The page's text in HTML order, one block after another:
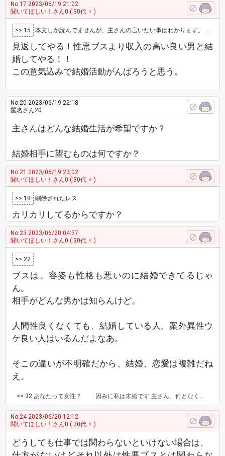
No.17 2023/06/19 21:02
聞いてほしい！さん0 ( 30代 ♀ )
>> 15 本文しか読んでませんが、主さんの言いたい事はわかります。 でも、仕方がないですよね。 それが人間社会の不条理ですもん。 人間、死ぬ…
見返してやる！性悪ブスより収入の高い良い男と結
婚してやる！！
この意気込みで結婚活動がんばろうと思う。
No.20 2023/06/19 22:18
匿名さん20
主さんはどんな結婚生活が希望ですか？
結婚相手に望むものは何ですか？
No.21 2023/06/19 23:02
聞いてほしい！さん0 ( 30代 ♀ )
>> 18 削除されたレス
カリカリしてるからですか？
No.23 2023/06/20 04:37
聞いてほしい！さん0 ( 30代 ♀ )
>> 22
ブスは、容姿も性格も悪いのに結婚できてるじゃ
ん。
相手がどんな男かは知らんけど。
人間性良くなくても、結婚している人、案外異性ウ
ケ良い人はいるんだよなあ。
そこの違いが不明確だから、結婚、恋愛は複雑だね
え。
<< 32 あなたって女性？ 因みに私は未婚です 主さん、何となく女性って感じしません(*'▽'*) 違ったらごめんなさい
No.242023/06/20 12:12
聞いてほしい！さん0 ( 30代 ♀ )
どうしても仕事では関わらないといけない場合は、